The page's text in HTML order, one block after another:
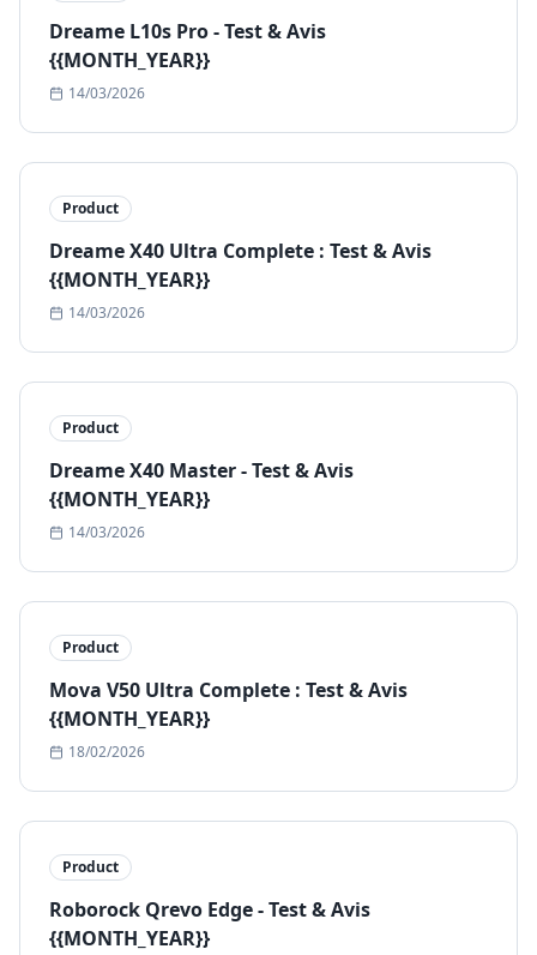
Dreame L10s Pro - Test & Avis
{{MONTH_YEAR}}
14/03/2026
Product
Dreame X40 Ultra Complete : Test & Avis
{{MONTH_YEAR}}
14/03/2026
Product
Dreame X40 Master - Test & Avis
{{MONTH_YEAR}}
14/03/2026
Product
Mova V50 Ultra Complete : Test & Avis
{{MONTH_YEAR}}
18/02/2026
Product
Roborock Qrevo Edge - Test & Avis
{{MONTH_YEAR}}